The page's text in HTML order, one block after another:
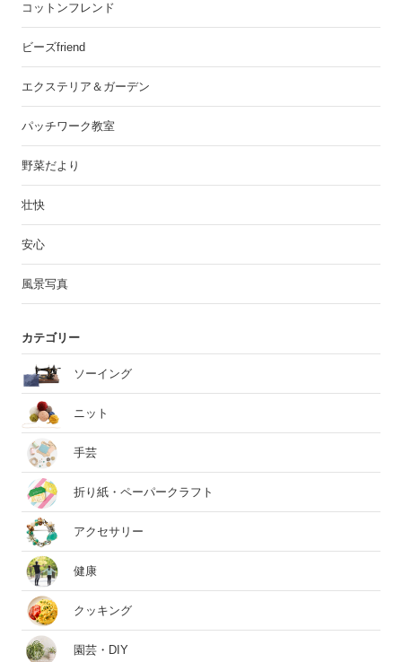
コットンフレンド
ビーズfriend
エクステリア＆ガーデン
パッチワーク教室
野菜だより
壮快
安心
風景写真
カテゴリー
ソーイング
ニット
手芸
折り紙・ペーパークラフト
アクセサリー
健康
クッキング
園芸・DIY